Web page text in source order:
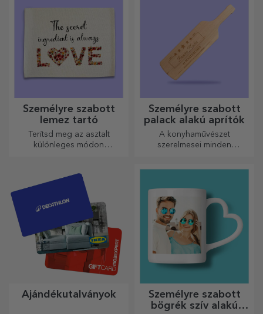
Személyre szabott
lemez tartó
Terítsd meg az asztalt
különleges módon
asztalnál ülők nevével.
Személyre szabott
palack alakú aprítók
A konyhaművészet
szerelmesei minden
tálalásához.
Ajándékutalványok
Személyre szabott
bögrék szív alakú